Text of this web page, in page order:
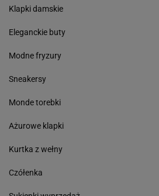
Klapki damskie
Eleganckie buty
Modne fryzury
Sneakersy
Monde torebki
Ażurowe klapki
Kurtka z wełny
Czółenka